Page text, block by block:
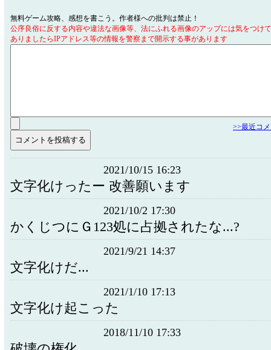
無料ゲーム攻略、感想を書こう。作者様への批判は禁止！
公序良俗に反する内容や違法な画像等、法にふれる画像のアップには気をつけ
ありましたらIPアドレス等の情報を警察まで開示する事があります
>>最近コ
2021/10/15 16:23
文字化けったー 改善願います
2021/10/2 17:30
かくじつにＧ123処に占拠されたな...?
2021/9/21 14:37
文字化けだ...
2021/1/10 17:13
文字化け起こった
2018/11/10 17:33